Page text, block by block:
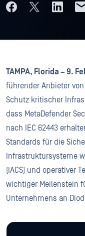
TAMPA, Florida – 9.
führender Anbieter
Schutz kritischer
dass MetaDefender
nach IEC 62443
Standards für die
Infrastruktursysteme
(IACS) und operativer
wichtiger Meilenstein
Unternehmens an